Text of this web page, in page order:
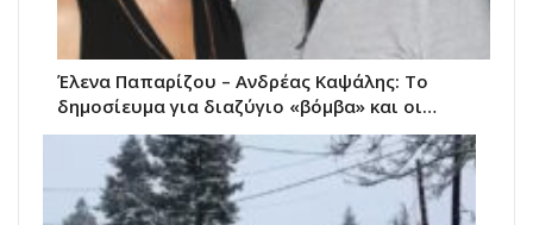
Έλενα Παπαρίζου – Ανδρέας Καψάλης: Το
δημοσίευμα για διαζύγιο «βόμβα» και οι…